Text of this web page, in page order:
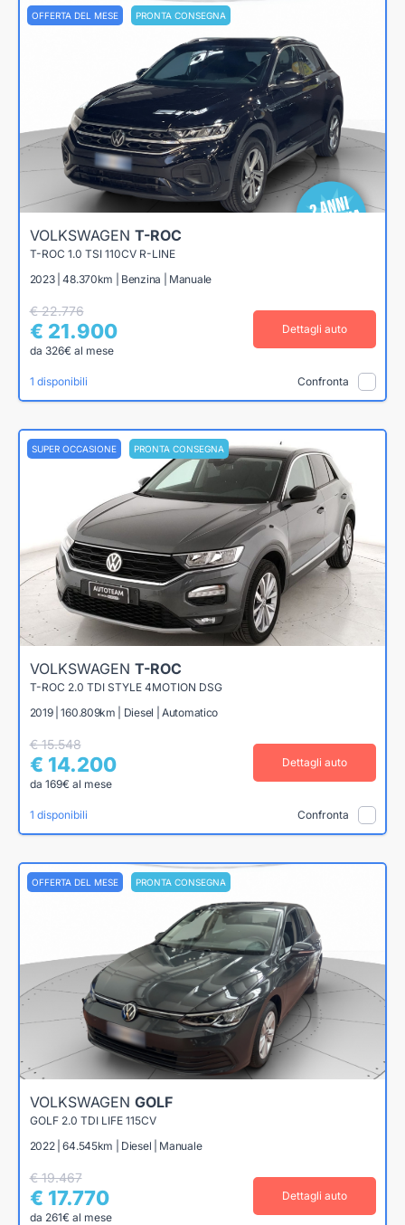
OFFERTA DEL MESE PRONTA CONSEGNA
VOLKSWAGEN T-ROC
T-ROC 1.0 TSI 110CV R-LINE
2023 | 48.370km | Benzina | Manuale
€ 22.776
€ 21.900
da 326€ al mese
Dettagli auto
1 disponibili Confronta
SUPER OCCASIONE PRONTA CONSEGNA
VOLKSWAGEN T-ROC
T-ROC 2.0 TDI STYLE 4MOTION DSG
2019 | 160.809km | Diesel | Automatico
€ 15.548
€ 14.200
da 169€ al mese
Dettagli auto
1 disponibili Confronta
OFFERTA DEL MESE PRONTA CONSEGNA
VOLKSWAGEN GOLF
GOLF 2.0 TDI LIFE 115CV
2022 | 64.545km | Diesel | Manuale
€ 19.467
€ 17.770
da 261€ al mese
Dettagli auto